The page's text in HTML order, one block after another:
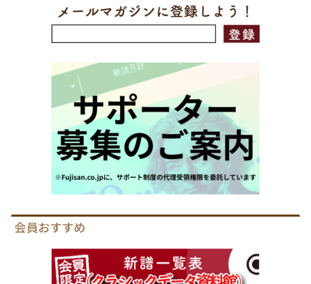
会員おすすめ